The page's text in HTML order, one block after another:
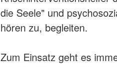
die Seele" und
hören zu, begleiten.
Zum Einsatz geht es